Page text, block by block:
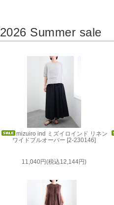
2026 Summer sale
mizuiro ind ミズイロインド リネン
ワイドプルオーバー [2-230146]
11,040円(税込12,144円)